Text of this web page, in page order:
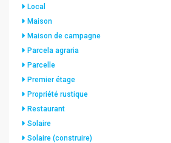
Local
Maison
Maison de campagne
Parcela agraria
Parcelle
Premier étage
Propriété rustique
Restaurant
Solaire
Solaire (construire)